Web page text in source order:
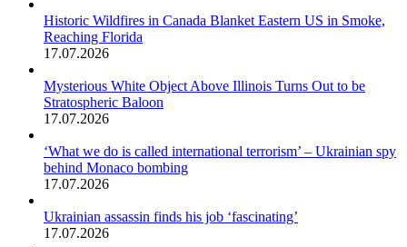
Historic Wildfires in Canada Blanket Eastern US in Smoke,
Reaching Florida
17.07.2026
Mysterious White Object Above Illinois Turns Out to be
Stratospheric Baloon
17.07.2026
‘What we do is called international terrorism’ – Ukrainian spy
behind Monaco bombing
17.07.2026
Ukrainian assassin finds his job ‘fascinating’
17.07.2026